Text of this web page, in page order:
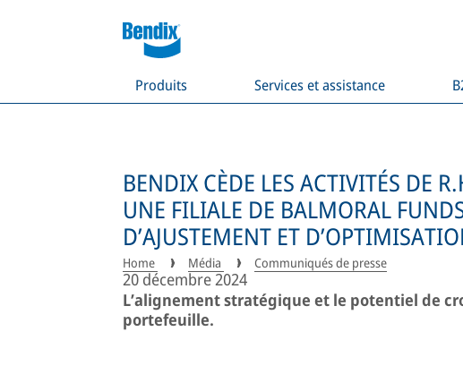
Produits Services et assistance
BENDIX CÈDE LES ACTIVITÉS DE
UNE FILIALE DE BALMORAL
D’AJUSTEMENT ET
Home Média Communiqués de presse
20 décembre 2024
L’alignement stratégique et le potentiel de
portefeuille.